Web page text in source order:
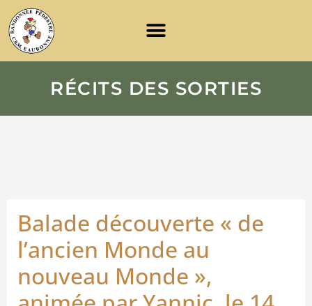
RÉCITS DES SORTIES
Balade découverte « de
l’ancien Monde au
nouveau Monde »,